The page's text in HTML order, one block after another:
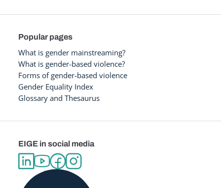
Popular pages
What is gender mainstreaming?
What is gender-based violence?
Forms of gender-based violence
Gender Equality Index
Glossary and Thesaurus
EIGE in social media